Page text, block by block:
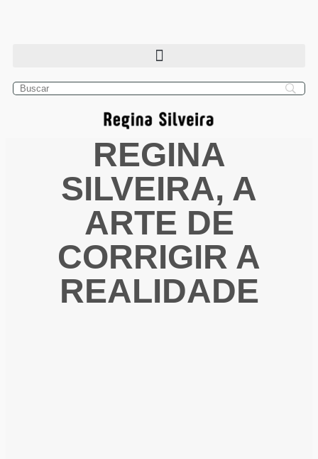
REGINA
SILVEIRA, A
ARTE DE
CORRIGIR A
REALIDADE